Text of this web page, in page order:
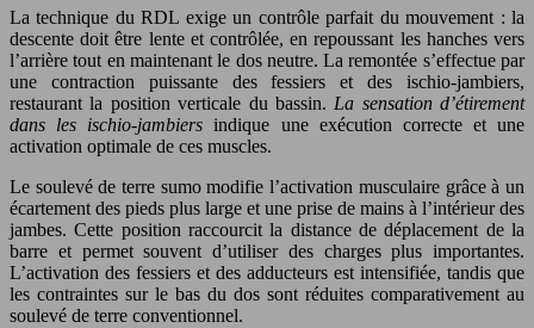
La technique du RDL exige un contrôle parfait du mouvement : la
descente doit être lente et contrôlée, en repoussant les hanches vers
l’arrière tout en maintenant le dos neutre. La remontée s’effectue par
une contraction puissante des fessiers et des ischio-jambiers,
restaurant la position verticale du bassin. La sensation d’étirement
dans les ischio-jambiers indique une exécution correcte et une
activation optimale de ces muscles.
Le soulevé de terre sumo modifie l’activation musculaire grâce à un
écartement des pieds plus large et une prise de mains à l’intérieur des
jambes. Cette position raccourcit la distance de déplacement de la
barre et permet souvent d’utiliser des charges plus importantes.
L’activation des fessiers et des adducteurs est intensifiée, tandis que
les contraintes sur le bas du dos sont réduites comparativement au
soulevé de terre conventionnel.